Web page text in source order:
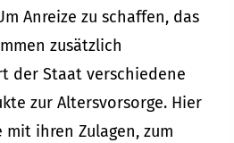
Anreize zu schaffen, das
zusätzlich
der Staat verschiedene
zur Alters­vorsorge. Hier
ihren Zulagen, zum